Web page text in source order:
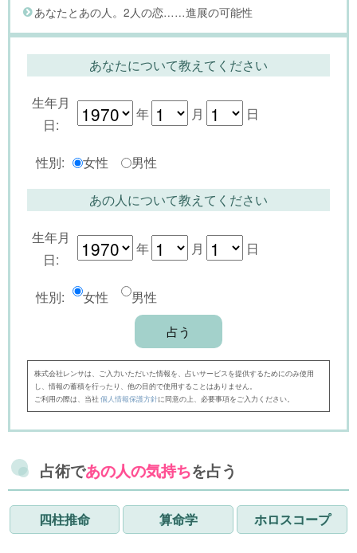
あなたとあの人。2人の恋……進展の可能性
あなたについて教えてください
生年月
日:
年 月 日
性別: 女性 男性
あの人について教えてください
生年月
日:
年 月 日
性別: 女性 男性
株式会社レンサは、ご入力いただいた情報を、占いサービスを提供するためにのみ使用
し、情報の蓄積を行ったり、他の目的で使用することはありません。
ご利用の際は、当社 個人情報保護方針に同意の上、必要事項をご入力ください。
占術であの人の気持ちを占う
四柱推命 算命学 ホロスコープ